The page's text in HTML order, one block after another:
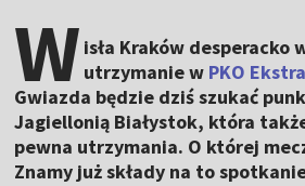
W isła Kraków desperacko
utrzymanie w PKO
Gwiazda będzie dziś szukać
Jagiellonią Białystok, która
pewna utrzymania. O której
Znamy już składy na to